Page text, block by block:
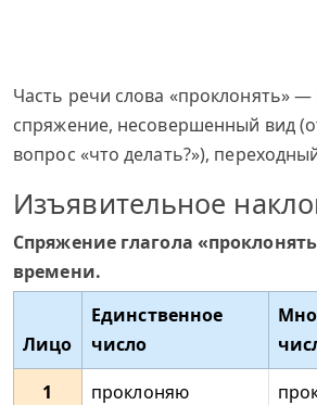
Часть речи слова «проклонять» —
спряжение, несовершенный вид
вопрос «что делать?»),
Изъявительное
Спряжение глагола
времени.
Лицо
Единственное
число
1
проклоняю